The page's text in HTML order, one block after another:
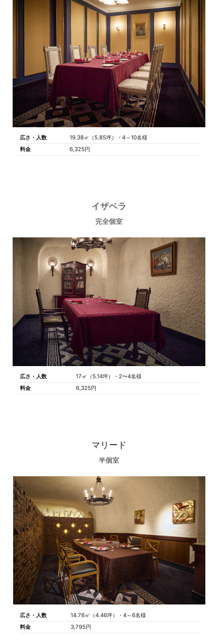
広さ・人数
19.38㎡（5.85坪）・4～10名様
料金
6,325円
イザベラ
完全個室
広さ・人数
17㎡（5.14坪）・2〜4名様
料金
6,325円
マリード
半個室
広さ・人数
14.76㎡（4.46坪）・4～6名様
料金
3,795円